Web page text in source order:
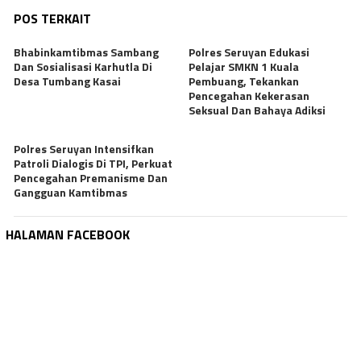
POS TERKAIT
Bhabinkamtibmas Sambang
Dan Sosialisasi Karhutla Di
Desa Tumbang Kasai
Polres Seruyan Edukasi
Pelajar SMKN 1 Kuala
Pembuang, Tekankan
Pencegahan Kekerasan
Seksual Dan Bahaya Adiksi
Polres Seruyan Intensifkan
Patroli Dialogis Di TPI, Perkuat
Pencegahan Premanisme Dan
Gangguan Kamtibmas
HALAMAN FACEBOOK